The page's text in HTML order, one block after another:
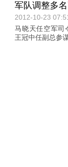
军队调整多
2012-10-23
马晓天任空军司
王冠中任副总参